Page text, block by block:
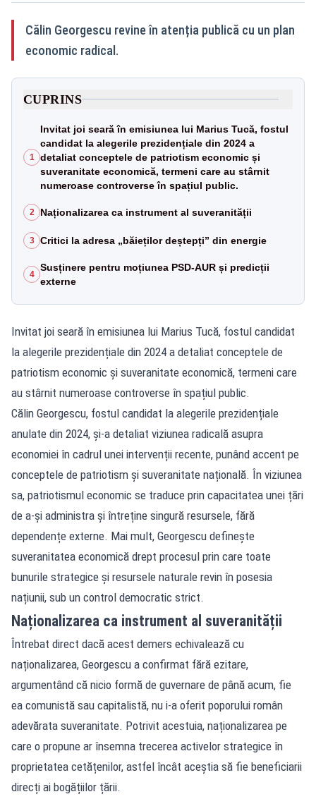
Călin Georgescu revine în atenția publică cu un plan
economic radical.
CUPRINS
1
Invitat joi seară în emisiunea lui Marius Tucă, fostul
candidat la alegerile prezidențiale din 2024 a
detaliat conceptele de patriotism economic și
suveranitate economică, termeni care au stârnit
numeroase controverse în spațiul public.
2 Naționalizarea ca instrument al suveranității
3 Critici la adresa „băieților deștepți” din energie
4
Susținere pentru moțiunea PSD-AUR și predicții
externe
Invitat joi seară în emisiunea lui Marius Tucă, fostul candidat
la alegerile prezidențiale din 2024 a detaliat conceptele de
patriotism economic și suveranitate economică, termeni care
au stârnit numeroase controverse în spațiul public.
Călin Georgescu, fostul candidat la alegerile prezidențiale
anulate din 2024, și-a detaliat viziunea radicală asupra
economiei în cadrul unei intervenții recente, punând accent pe
conceptele de patriotism și suveranitate națională. În viziunea
sa, patriotismul economic se traduce prin capacitatea unei țări
de a-și administra și întreține singură resursele, fără
dependențe externe. Mai mult, Georgescu definește
suveranitatea economică drept procesul prin care toate
bunurile strategice și resursele naturale revin în posesia
națiunii, sub un control democratic strict.
Naționalizarea ca instrument al suveranității
Întrebat direct dacă acest demers echivalează cu
naționalizarea, Georgescu a confirmat fără ezitare,
argumentând că nicio formă de guvernare de până acum, fie
ea comunistă sau capitalistă, nu i-a oferit poporului român
adevărata suveranitate. Potrivit acestuia, naționalizarea pe
care o propune ar însemna trecerea activelor strategice în
proprietatea cetățenilor, astfel încât aceștia să fie beneficiarii
direcți ai bogățiilor țării.